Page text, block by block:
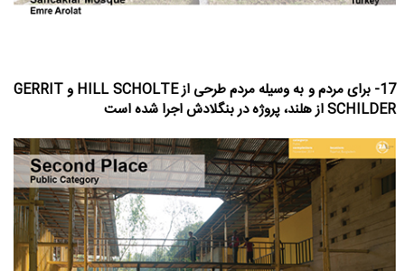
17- برای مردم و به وسیله مردم طرحی از HILL SCHOLTE و GERRIT
SCHILDER از هلند، پروژه در بنگلادش اجرا شده است